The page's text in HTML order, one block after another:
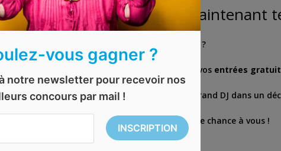
Désolé, le concours est maintenant
?
Vous avez aujourd’hui la chance de gagner vos entrées
Vous pourrez assister aux shows des plus grand DJ dans un
Participez vite avant le . Bonne chance à vous !
vous gagner ?
notre newsletter pour recevoir nos
concours par mail !